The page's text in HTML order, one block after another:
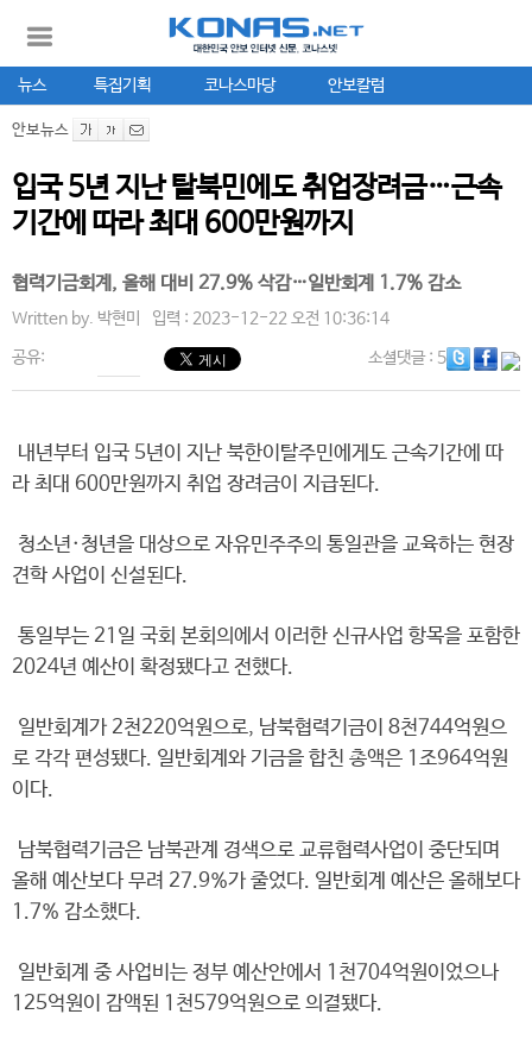
뉴스 특집기획 코나스마당 안보칼럼
안보뉴스
입국 5년 지난 탈북민에도 취업장려금…근속
기간에 따라 최대 600만원까지
협력기금회계, 올해 대비 27.9% 삭감…일반회계 1.7% 감소
Written by. 박현미 입력 : 2023-12-22 오전 10:36:14
공유: 소셜댓글: 5
내년부터 입국 5년이 지난 북한이탈주민에게도 근속기간에 따
라 최대 600만원까지 취업 장려금이 지급된다.
청소년·청년을 대상으로 자유민주주의 통일관을 교육하는 현장
견학 사업이 신설된다.
통일부는 21일 국회 본회의에서 이러한 신규사업 항목을 포함한
2024년 예산이 확정됐다고 전했다.
일반회계가 2천220억원으로, 남북협력기금이 8천744억원으
로 각각 편성됐다. 일반회계와 기금을 합친 총액은 1조964억원
이다.
남북협력기금은 남북관계 경색으로 교류협력사업이 중단되며
올해 예산보다 무려 27.9%가 줄었다. 일반회계 예산은 올해보다
1.7% 감소했다.
일반회계 중 사업비는 정부 예산안에서 1천704억원이었으나
125억원이 감액된 1천579억원으로 의결됐다.